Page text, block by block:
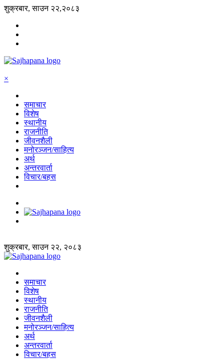
शुक्रबार, साउन २२,२०८३
×
समाचार
विशेष
स्थानीय
राजनीति
जीवनशैली
मनोरञ्जन/साहित्य
अर्थ
अन्तरवार्ता
विचार/बहस
शुक्रबार, साउन २२, २०८३
समाचार
विशेष
स्थानीय
राजनीति
जीवनशैली
मनोरञ्जन/साहित्य
अर्थ
अन्तरवार्ता
विचार/बहस